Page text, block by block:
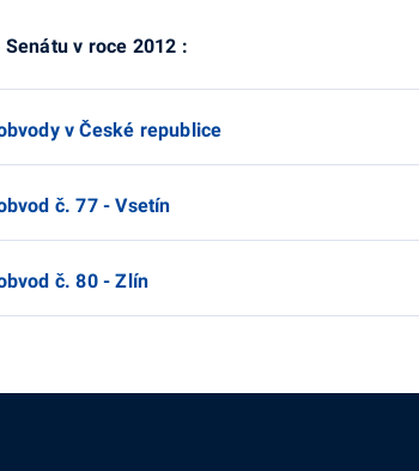
Senátu v roce 2012 :
v České republice
č. 77 - Vsetín
č. 80 - Zlín